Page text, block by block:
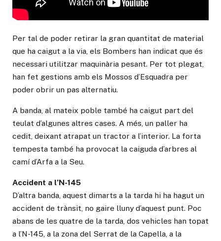
Per tal de poder retirar la gran quantitat de material
que ha caigut a la via, els Bombers han indicat que és
necessari utilitzar maquinària pesant. Per tot plegat,
han fet gestions amb els Mossos d’Esquadra per
poder obrir un pas alternatiu.
A banda, al mateix poble també ha caigut part del
teulat d’algunes altres cases. A més, un paller ha
cedit, deixant atrapat un tractor a l’interior. La forta
tempesta també ha provocat la caiguda d’arbres al
camí d’Arfa a la Seu.
Accident a l’N-145
D’altra banda, aquest dimarts a la tarda hi ha hagut un
accident de trànsit, no gaire lluny d’aquest punt. Poc
abans de les quatre de la tarda, dos vehicles han topat
a l’N-145, a la zona del Serrat de la Capella, a la